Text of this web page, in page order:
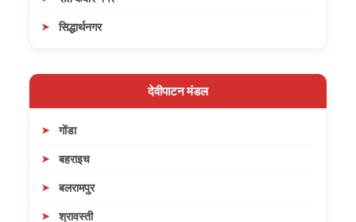
सिद्धार्थनगर
देवीपाटन मंडल
गोंडा
बहराइच
बलरामपुर
श्रावस्ती